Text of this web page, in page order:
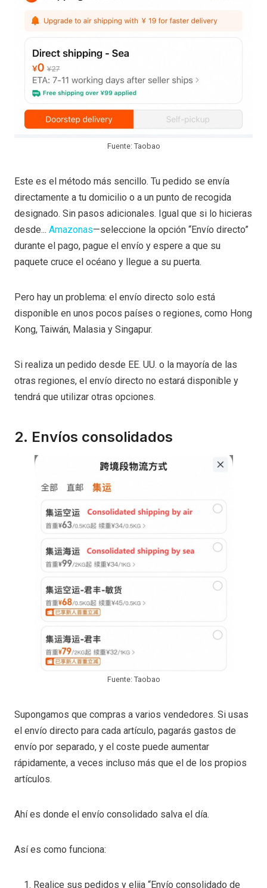
Fuente: Taobao
Este es el método más sencillo. Tu pedido se envía
directamente a tu domicilio o a un punto de recogida
designado. Sin pasos adicionales. Igual que si lo hicieras
desde... Amazonas—seleccione la opción “Envío directo”
durante el pago, pague el envío y espere a que su
paquete cruce el océano y llegue a su puerta.
Pero hay un problema: el envío directo solo está
disponible en unos pocos países o regiones, como Hong
Kong, Taiwán, Malasia y Singapur.
Si realiza un pedido desde EE. UU. o la mayoría de las
otras regiones, el envío directo no estará disponible y
tendrá que utilizar otras opciones.
2. Envíos consolidados
Fuente: Taobao
Supongamos que compras a varios vendedores. Si usas
el envío directo para cada artículo, pagarás gastos de
envío por separado, y el coste puede aumentar
rápidamente, a veces incluso más que el de los propios
artículos.
Ahí es donde el envío consolidado salva el día.
Así es como funciona:
Realice sus pedidos y elija “Envío consolidado de